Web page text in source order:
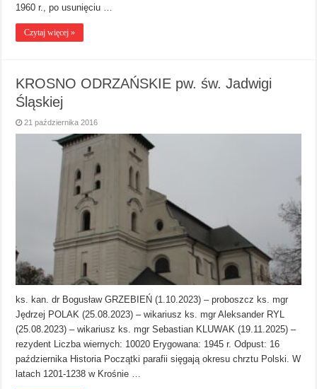
1960 r., po usunięciu …
Czytaj więcej »
KROSNO ODRZAŃSKIE pw. św. Jadwigi
Śląskiej
21 października 2016
ks. kan. dr Bogusław GRZEBIEŃ (1.10.2023) – proboszcz ks. mgr
Jędrzej POLAK (25.08.2023) – wikariusz ks. mgr Aleksander RYL
(25.08.2023) – wikariusz ks. mgr Sebastian KLUWAK (19.11.2025) –
rezydent Liczba wiernych: 10020 Erygowana: 1945 r. Odpust: 16
października Historia Początki parafii sięgają okresu chrztu Polski. W
latach 1201-1238 w Krośnie …